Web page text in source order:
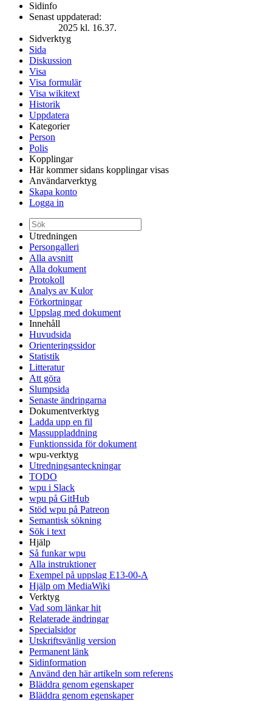
Sidinfo
Senast uppdaterad:
2025 kl. 16.37.
Sidverktyg
Sida
Diskussion
Visa
Visa formulär
Visa wikitext
Historik
Uppdatera
Kategorier
Person
Polis
Kopplingar
Här kommer sidans kopplingar visas
Användarverktyg
Skapa konto
Logga in
Utredningen
Persongalleri
Alla avsnitt
Alla dokument
Protokoll
Analys av Kulor
Förkortningar
Uppslag med dokument
Innehåll
Huvudsida
Orienteringssidor
Statistik
Litteratur
Att göra
Slumpsida
Senaste ändringarna
Dokumentverktyg
Ladda upp en fil
Massuppladdning
Funktionssida för dokument
wpu-verktyg
Utredningsanteckningar
TODO
wpu i Slack
wpu på GitHub
Stöd wpu på Patreon
Semantisk sökning
Sök i text
Hjälp
Så funkar wpu
Alla instruktioner
Exempel på uppslag E13-00-A
Hjälp om MediaWiki
Verktyg
Vad som länkar hit
Relaterade ändringar
Specialsidor
Utskriftsvänlig version
Permanent länk
Sidinformation
Använd den här artikeln som referens
Bläddra genom egenskaper
Bläddra genom egenskaper